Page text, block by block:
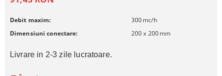
Debit maxim: 300mc/h
Dimensiuni conectare:
200 x 200mm
Livrare in 2-3 zile lucratoare.